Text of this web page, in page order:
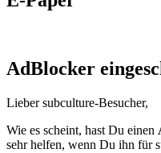
AdBlocker
Lieber subculture-Besucher,
Wie es scheint, hast Du einen
sehr helfen, wenn Du ihn für